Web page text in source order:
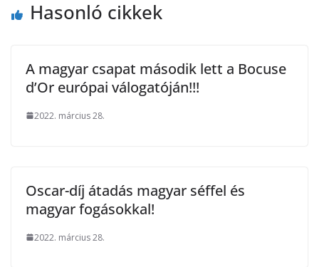
Hasonló cikkek
A magyar csapat második lett a Bocuse
d’Or európai válogatóján!!!
2022. március 28.
Oscar-díj átadás magyar séffel és
magyar fogásokkal!
2022. március 28.